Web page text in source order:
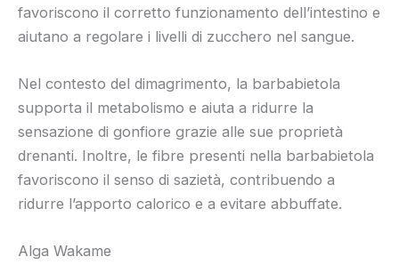
favoriscono il corretto funzionamento dell’intestino e
aiutano a regolare i livelli di zucchero nel sangue.
Nel contesto del dimagrimento, la barbabietola
supporta il metabolismo e aiuta a ridurre la
sensazione di gonfiore grazie alle sue proprietà
drenanti. Inoltre, le fibre presenti nella barbabietola
favoriscono il senso di sazietà, contribuendo a
ridurre l’apporto calorico e a evitare abbuffate.
Alga Wakame